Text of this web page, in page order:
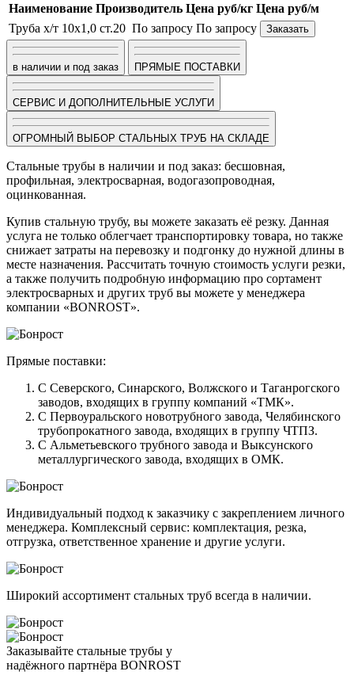
Наименование Производитель Цена руб/кг Цена руб/м
Труба х/т 10х1,0 ст.20 По запросу По запросу Заказать
в наличии и под заказ ПРЯМЫЕ ПОСТАВКИ
СЕРВИС И ДОПОЛНИТЕЛЬНЫЕ УСЛУГИ
ОГРОМНЫЙ ВЫБОР СТАЛЬНЫХ ТРУБ НА СКЛАДЕ
Стальные трубы в наличии и под заказ: бесшовная,
профильная, электросварная, водогазопроводная,
оцинкованная.
Купив стальную трубу, вы можете заказать её резку. Данная
услуга не только облегчает транспортировку товара, но также
снижает затраты на перевозку и подгонку до нужной длины в
месте назначения. Рассчитать точную стоимость услуги резки,
а также получить подробную информацию про сортамент
электросварных и других труб вы можете у менеджера
компании «BONROST».
Прямые поставки:
С Северского, Синарского, Волжского и Таганрогского
заводов, входящих в группу компаний «ТМК».
С Первоуральского новотрубного завода, Челябинского
трубопрокатного завода, входящих в группу ЧТПЗ.
С Альметьевского трубного завода и Выксунского
металлургического завода, входящих в ОМК.
Индивидуальный подход к заказчику с закреплением личного
менеджера. Комплексный сервис: комплектация, резка,
отгрузка, ответственное хранение и другие услуги.
Широкий ассортимент стальных труб всегда в наличии.
Заказывайте стальные трубы у
надёжного партнёра BONROST